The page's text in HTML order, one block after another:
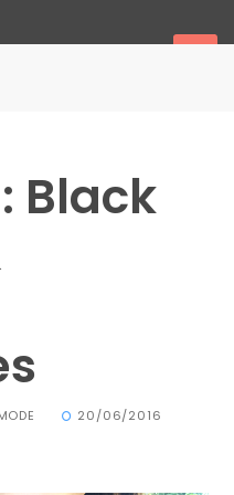
Black
20/06/2016